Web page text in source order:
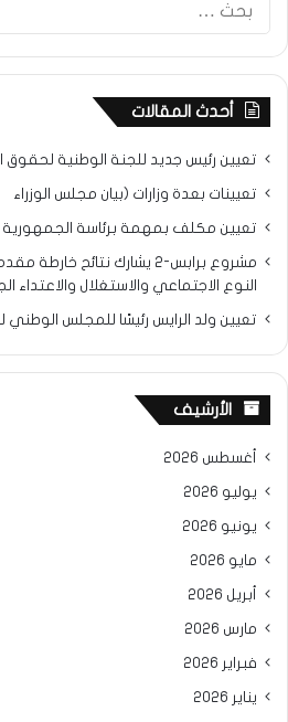
أحدث المقالات
تعيين رئيس جديد للجنة الوطنية لحقوق
تعيينات بعدة وزارات (بيان مجلس الوزراء
تعيين مكلف بمهمة برئاسة
مشروع برابس-2 يشارك نتائح
النوع الاجتماعي والاستغلال
تعيين ولد الرايس رئيسًا للمجلس الوطني
الأرشيف
أغسطس 2026
يوليو 2026
يونيو 2026
مايو 2026
أبريل 2026
مارس 2026
فبراير 2026
يناير 2026